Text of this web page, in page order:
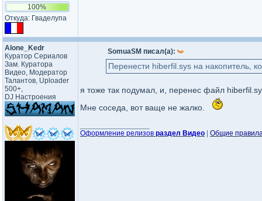
100%
Откуда: Гваделупа
Alone_Kedr
Куратор Сериалов
Зам. Куратора
Видео, Модератор
Талантов, Uploader
500+,
DJ Настроения
SomuaSM писал(а):
Перенести hiberfil.sys на накопитель,
я тоже так подумал, и, перенес файл
Мне соседа, вот ваще не жалко.
Оформление релизов раздел Видео Общие